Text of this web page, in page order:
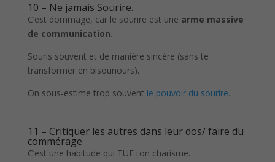
10 – Ne jamais Sourire.
C’est dommage, car le sourire est une arme massive
de communication.
Souris souvent et de manière sincère (sans te
transformer en bisounours).
On sous-estime trop souvent le pouvoir du sourire.
11 – Critiquer les autres dans leur dos/ faire du
commérage
C’est une habitude qui TUE ton charisme.